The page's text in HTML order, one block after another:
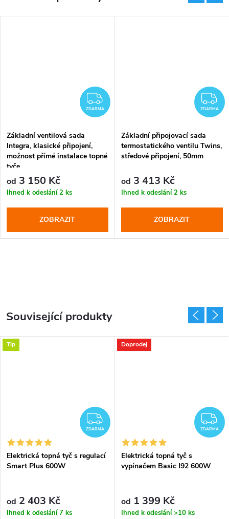
ZDARMA
ZDARMA
Základní ventilová sada
Integra, klasické připojení,
možnost přímé instalace topné
tyče
od 3 150 Kč
Ihned k odeslání2 ks
ZOBRAZIT
ZDARMA
Základní připojovací sada
termostatického ventilu Twins,
středové připojení, 50mm
od 3 413 Kč
Ihned k odeslání2 ks
ZOBRAZIT
Související produkty
Tip
ZDARMA
ZDARMA
Elektrická topná tyč s regulací
Smart Plus 600W
od 2 403 Kč
Ihned k odeslání7 ks
Doprodej
ZDARMA
Elektrická topná tyč s
vypínačem Basic I92 600W
od 1 399 Kč
Ihned k odeslání>10 ks